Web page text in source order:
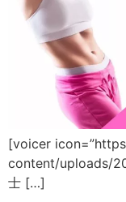
[voicer
content/uploads/
士 […]